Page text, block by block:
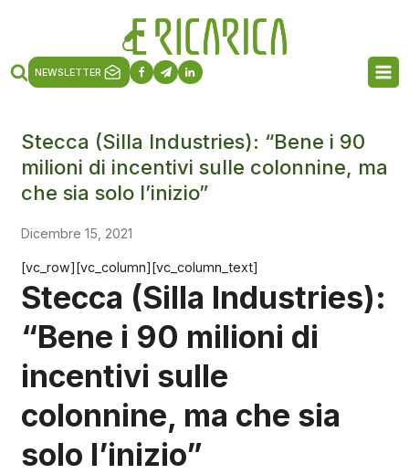
NEWSLETTER
Stecca (Silla Industries): “Bene i 90
milioni di incentivi sulle colonnine, ma
che sia solo l’inizio”
Dicembre 15, 2021
[vc_row][vc_column][vc_column_text]
Stecca (Silla Industries):
“Bene i 90 milioni di
incentivi sulle
colonnine, ma che sia
solo l’inizio”